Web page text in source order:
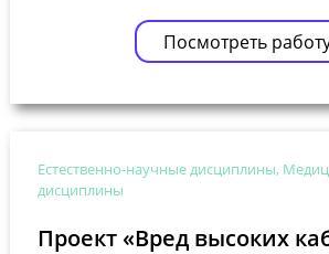
Посмотреть
Естественно-научные дисциплины,
дисциплины
Проект «Вред высоких